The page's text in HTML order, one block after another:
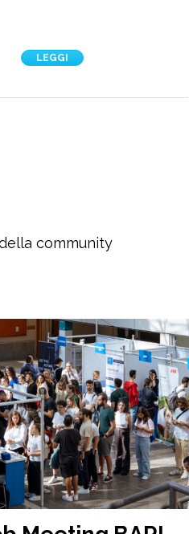
LEGGI
community